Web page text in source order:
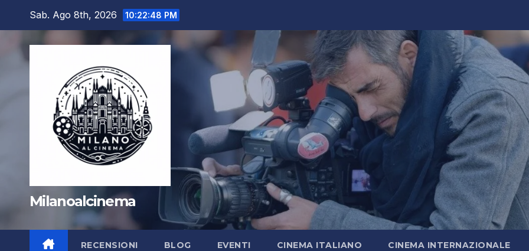
contenuto
Sab. Ago 8th, 2026 10:22:50 PM
Milanoalcinema
RECENSIONI BLOG EVENTI CINEMA ITALIANO CINEMA INTERNAZIONALE